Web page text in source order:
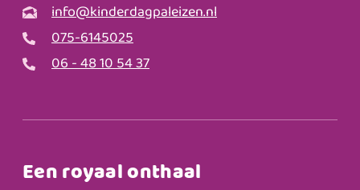
info@kinderdagpaleizen.nl
075-6145025
06 - 48 10 54 37
Een royaal onthaal